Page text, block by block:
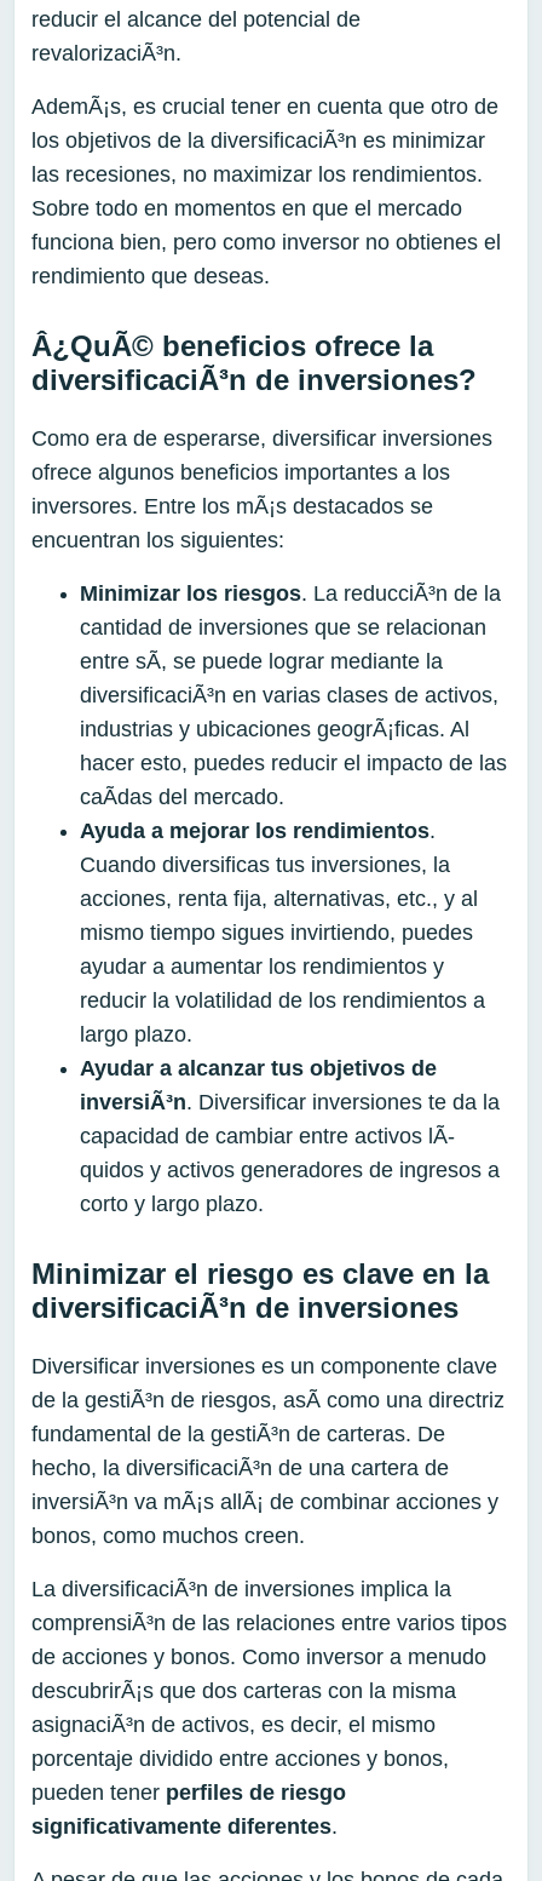
reducir el alcance del potencial de
revalorizaciÃ³n.
AdemÃ¡s, es crucial tener en cuenta que otro de
los objetivos de la diversificaciÃ³n es minimizar
las recesiones, no maximizar los rendimientos.
Sobre todo en momentos en que el mercado
funciona bien, pero como inversor no obtienes el
rendimiento que deseas.
Â¿QuÃ© beneficios ofrece la
diversificaciÃ³n de inversiones?
Como era de esperarse, diversificar inversiones
ofrece algunos beneficios importantes a los
inversores. Entre los mÃ¡s destacados se
encuentran los siguientes:
Minimizar los riesgos. La reducciÃ³n de la
cantidad de inversiones que se relacionan
entre sÃ­, se puede lograr mediante la
diversificaciÃ³n en varias clases de activos,
industrias y ubicaciones geogrÃ¡ficas. Al
hacer esto, puedes reducir el impacto de las
caÃ­das del mercado.
Ayuda a mejorar los rendimientos.
Cuando diversificas tus inversiones, la
acciones, renta fija, alternativas, etc., y al
mismo tiempo sigues invirtiendo, puedes
ayudar a aumentar los rendimientos y
reducir la volatilidad de los rendimientos a
largo plazo.
Ayudar a alcanzar tus objetivos de
inversiÃ³n. Diversificar inversiones te da la
capacidad de cambiar entre activos lÃ­
quidos y activos generadores de ingresos a
corto y largo plazo.
Minimizar el riesgo es clave en la
diversificaciÃ³n de inversiones
Diversificar inversiones es un componente clave
de la gestiÃ³n de riesgos, asÃ­ como una directriz
fundamental de la gestiÃ³n de carteras. De
hecho, la diversificaciÃ³n de una cartera de
inversiÃ³n va mÃ¡s allÃ¡ de combinar acciones y
bonos, como muchos creen.
La diversificaciÃ³n de inversiones implica la
comprensiÃ³n de las relaciones entre varios tipos
de acciones y bonos. Como inversor a menudo
descubrirÃ¡s que dos carteras con la misma
asignaciÃ³n de activos, es decir, el mismo
porcentaje dividido entre acciones y bonos,
pueden tener perfiles de riesgo
significativamente diferentes.